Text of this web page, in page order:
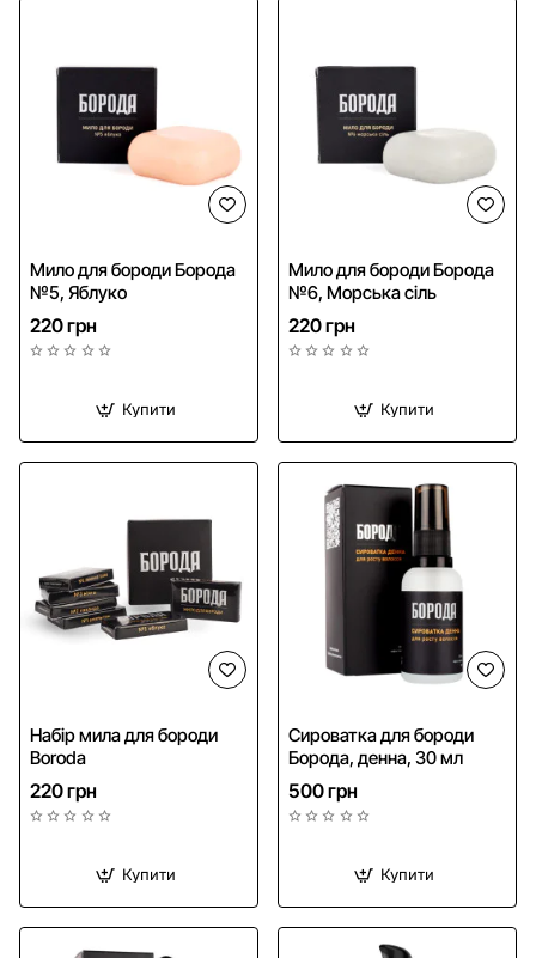
Мило для бороди Борода
№5, Яблуко
220 грн
Купити
Мило для бороди Борода
№6, Морська сіль
220 грн
Купити
Набір мила для бороди
Boroda
220 грн
Купити
Сироватка для бороди
Борода, денна, 30 мл
500 грн
Купити